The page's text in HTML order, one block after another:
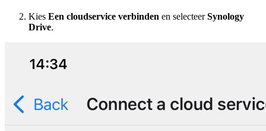
Kies Een cloudservice verbinden en selecteerSynology
Drive.